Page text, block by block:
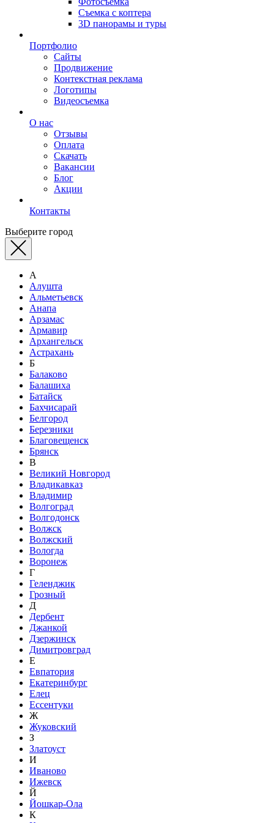
Съемка с коптера
3D панорамы и туры
Портфолио
Сайты
Продвижение
Контекстная реклама
Логотипы
Видеосъемка
О нас
Отзывы
Оплата
Скачать
Вакансии
Блог
Акции
Контакты
Выберите город
А
Алушта
Альметьевск
Анапа
Арзамас
Армавир
Архангельск
Астрахань
Б
Балаково
Балашиха
Батайск
Бахчисарай
Белгород
Березники
Благовещенск
Брянск
В
Великий Новгород
Владикавказ
Владимир
Волгоград
Волгодонск
Волжск
Волжский
Вологда
Воронеж
Г
Геленджик
Грозный
Д
Дербент
Джанкой
Дзержинск
Димитровград
Е
Евпатория
Екатеринбург
Елец
Ессентуки
Ж
Жуковский
З
Златоуст
И
Иваново
Ижевск
Й
Йошкар-Ола
К